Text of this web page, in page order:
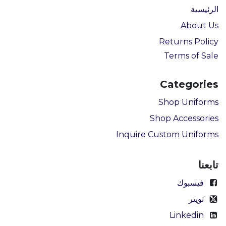
الرئيسية
About Us
Returns Policy
Terms of Sale
Categories
Shop Uniforms
Shop Accessories
Inquire Custom Uniforms
تابعنا
فيسبوك
تويتر
Linkedin